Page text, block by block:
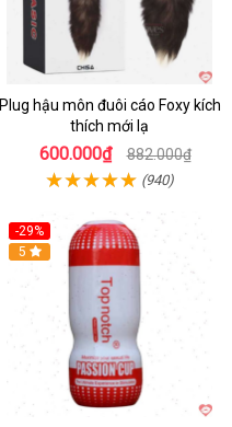
Plug hậu môn đuôi cáo Foxy kích
thích mới lạ
600.000₫ 882.000₫
(940)
-29%
5